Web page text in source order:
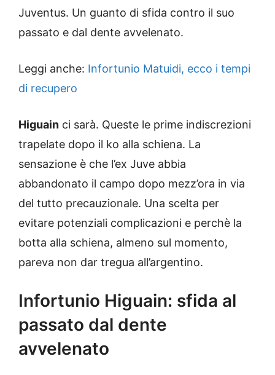
Juventus. Un guanto di sfida contro il suo
passato e dal dente avvelenato.
Leggi anche: Infortunio Matuidi, ecco i tempi
di recupero
Higuain ci sarà. Queste le prime indiscrezioni
trapelate dopo il ko alla schiena. La
sensazione è che l’ex Juve abbia
abbandonato il campo dopo mezz’ora in via
del tutto precauzionale. Una scelta per
evitare potenziali complicazioni e perchè la
botta alla schiena, almeno sul momento,
pareva non dar tregua all’argentino.
Infortunio Higuain: sfida al
passato dal dente
avvelenato